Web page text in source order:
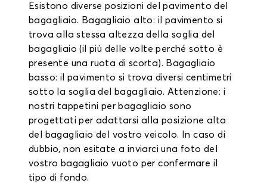
Esistono diverse posizioni del pavimento del
bagagliaio. Bagagliaio alto: il pavimento si
trova alla stessa altezza della soglia del
bagagliaio (il più delle volte perché sotto è
presente una ruota di scorta). Bagagliaio
basso: il pavimento si trova diversi centimetri
sotto la soglia del bagagliaio. Attenzione: i
nostri tappetini per bagagliaio sono
progettati per adattarsi alla posizione alta
del bagagliaio del vostro veicolo. In caso di
dubbio, non esitate a inviarci una foto del
vostro bagagliaio vuoto per confermare il
tipo di fondo.